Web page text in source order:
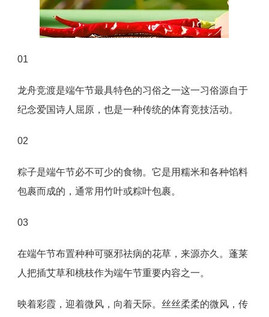
01
龙舟竞渡是端午节最具特色的习俗之一这一习俗源自于
纪念爱国诗人屈原，也是一种传统的体育竞技活动。
02
粽子是端午节必不可少的食物。它是用糯米和各种馅料
包裹而成的，通常用竹叶或粽叶包裹。
03
在端午节布置种种可驱邪祛病的花草，来源亦久。蓬莱
人把插艾草和桃枝作为端午节重要内容之一。
映着彩霞，迎着微风，向着天际。丝丝柔柔的微风，传